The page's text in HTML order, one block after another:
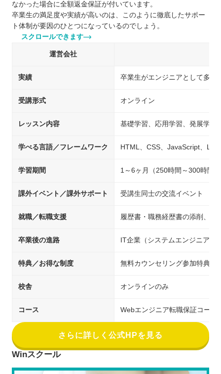
なかった場合に全額返金保証が付いています。
卒業生の満足度や実績が高いのは、このように徹底したサポー
ト体制が要因のひとつになっているのでしょう。
スクロールできます
運営会社
実績 卒業生がエンジニアとして多数
受講形式 オンライン
レッスン内容 基礎学習、応用学習、発展学習
学べる言語／フレームワーク HTML、CSS、JavaScript、
学習期間 1～6ヶ月（250時間～300時間
課外イベント／課外サポート 受講生同士の交流イベント
就職／転職支援 履歴書・職務経歴書の添削、求
卒業後の進路 IT企業（システムエンジニア/
特典／お得な制度 無料カウンセリング参加特典（
校舎 オンラインのみ
コース Webエンジニア転職保証コース
さらに詳しく公式HPを見る
Winスクール